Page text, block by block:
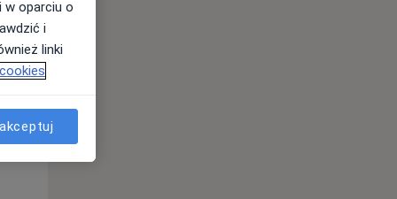
Czw,
w oparciu o
i
linki